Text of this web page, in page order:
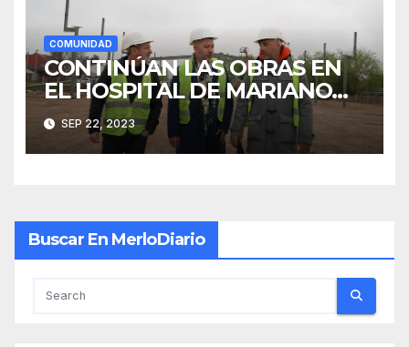
COMUNIDAD
CONTINÚAN LAS OBRAS EN
EL HOSPITAL DE MARIANO
ACOSTA
SEP 22, 2023
Buscar En MerloDiario